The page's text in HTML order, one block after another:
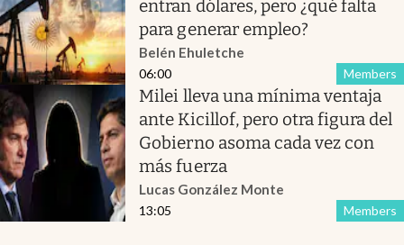
entran dólares, pero ¿qué falta
para generar empleo?
Belén Ehuletche
Members
06:00
Milei lleva una mínima ventaja
ante Kicillof, pero otra figura del
Gobierno asoma cada vez con
más fuerza
Lucas González Monte
Members
13:05